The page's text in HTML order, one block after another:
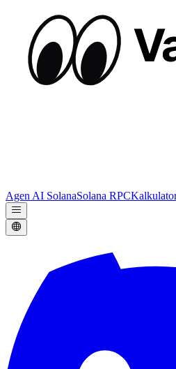
Agen AI SolanaSolana RPC